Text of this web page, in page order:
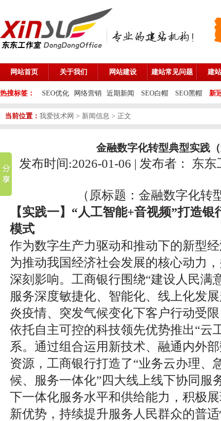
网站首页 关于我们 网站建设 建站常见问题 建
热搜标签： SEO优化 网络营销 近期新闻 SEO白帽 SEO黑帽 新
当前位置： 我爱技术网 > 新闻信息 > 正文
金融数字化转型典型实践
发布时间:2026-01-06 | 发布者： 东东
（原标题：金融数字化
【实践一】“人工智能+音视频”打造银
模式
作为数字生产力驱动和推动下的新型
为推动我国经济社会发展的核心动力
深刻影响。工商银行围绕“建设人民满
服务深度敏捷化、智能化、线上化发
炎疫情、突发气候变化下客户行动受
依托自主可控的科技领先优势推出“云
系。通过组合运用新技术、融通内外
资源，工商银行打造了“业务云办理、
候、服务一体化”四大线上线下协同服
下一体化服务水平和供给能力，积极
新优势，持续提升服务人民群众的普